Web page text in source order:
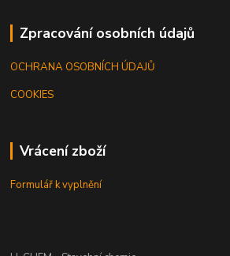
Zpracování osobních údajů
OCHRANA OSOBNÍCH ÚDAJŮ
COOKIES
Vrácení zboží
Formulář k vyplnění